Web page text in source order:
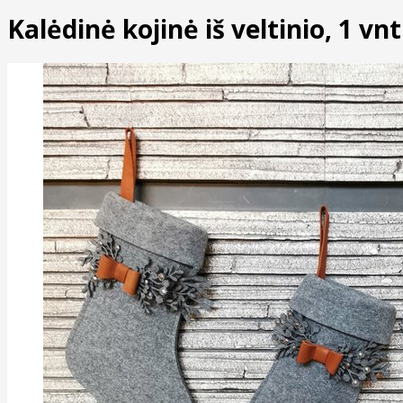
Kalėdinė kojinė iš veltinio, 1